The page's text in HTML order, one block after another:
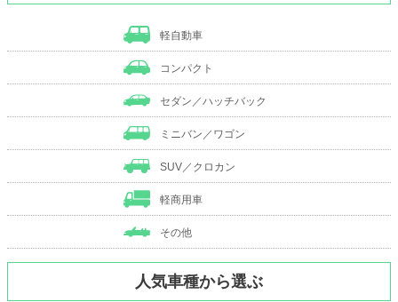
軽自動車
コンパクト
セダン／ハッチバック
ミニバン／ワゴン
SUV／クロカン
軽商用車
その他
人気車種から選ぶ